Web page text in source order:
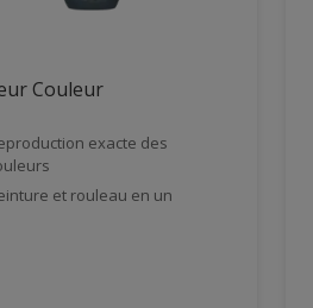
Couleur
exacte des
et rouleau en un